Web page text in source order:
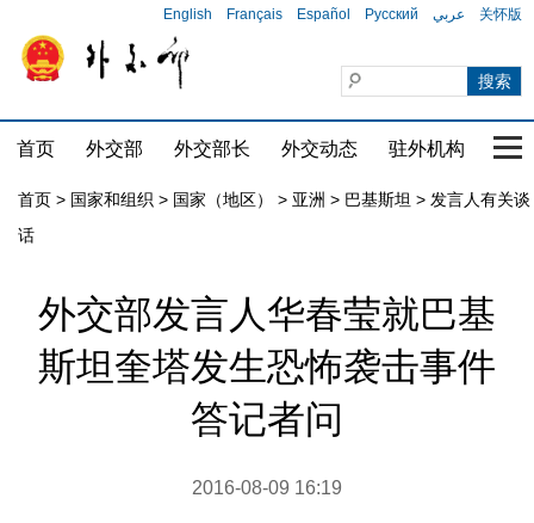
English Français Español Русский عربي 关怀版
首页 外交部 外交部长 外交动态 驻外机构 国
首页 > 国家和组织 > 国家（地区） > 亚洲 > 巴基斯坦 > 发言人有关谈
话
外交部发言人华春莹就巴基
斯坦奎塔发生恐怖袭击事件
答记者问
2016-08-09 16:19